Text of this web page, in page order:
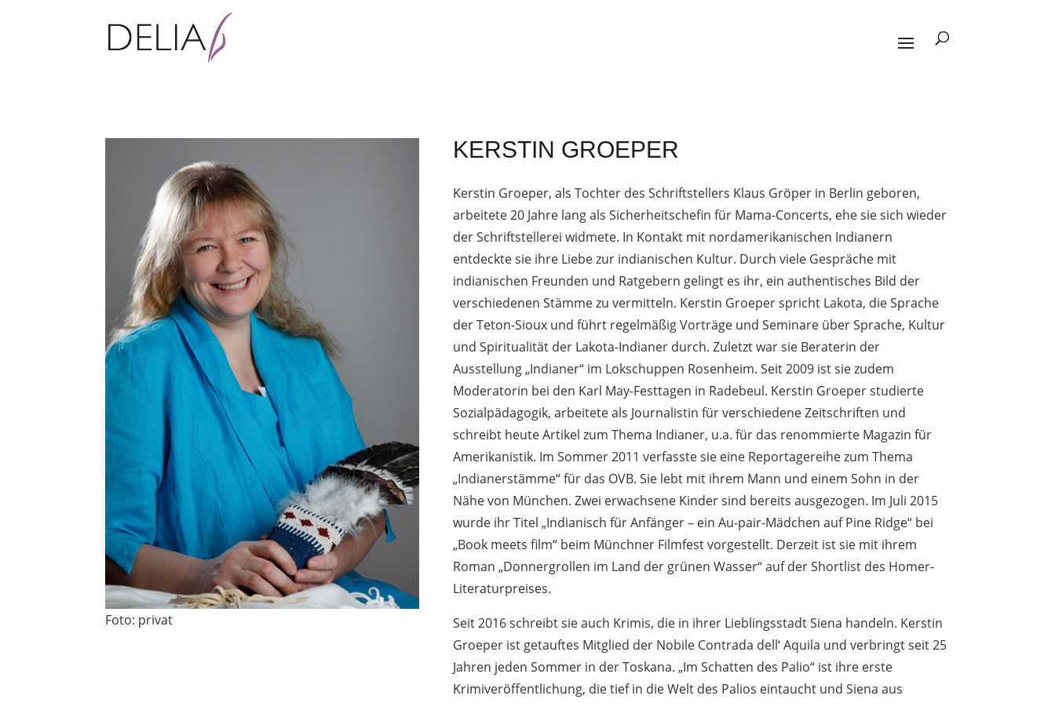
Foto: privat
KERSTIN GROEPER
Kerstin Groeper, als Tochter des Schriftstellers Klaus Gröper in Berlin geboren,
arbeitete 20 Jahre lang als Sicherheitschefin für Mama-Concerts, ehe sie sich wieder
der Schriftstellerei widmete. In Kontakt mit nordamerikanischen Indianern
entdeckte sie ihre Liebe zur indianischen Kultur. Durch viele Gespräche mit
indianischen Freunden und Ratgebern gelingt es ihr, ein authentisches Bild der
verschiedenen Stämme zu vermitteln. Kerstin Groeper spricht Lakota, die Sprache
der Teton-Sioux und führt regelmäßig Vorträge und Seminare über Sprache, Kultur
und Spiritualität der Lakota-Indianer durch. Zuletzt war sie Beraterin der
Ausstellung „Indianer“ im Lokschuppen Rosenheim. Seit 2009 ist sie zudem
Moderatorin bei den Karl May-Festtagen in Radebeul. Kerstin Groeper studierte
Sozialpädagogik, arbeitete als Journalistin für verschiedene Zeitschriften und
schreibt heute Artikel zum Thema Indianer, u.a. für das renommierte Magazin für
Amerikanistik. Im Sommer 2011 verfasste sie eine Reportagereihe zum Thema
„Indianerstämme“ für das OVB. Sie lebt mit ihrem Mann und einem Sohn in der
Nähe von München. Zwei erwachsene Kinder sind bereits ausgezogen. Im Juli 2015
wurde ihr Titel „Indianisch für Anfänger – ein Au-pair-Mädchen auf Pine Ridge“ bei
„Book meets film“ beim Münchner Filmfest vorgestellt. Derzeit ist sie mit ihrem
Roman „Donnergrollen im Land der grünen Wasser“ auf der Shortlist des Homer-
Literaturpreises.
Seit 2016 schreibt sie auch Krimis, die in ihrer Lieblingsstadt Siena handeln. Kerstin
Groeper ist getauftes Mitglied der Nobile Contrada dell‘ Aquila und verbringt seit 25
Jahren jeden Sommer in der Toskana. „Im Schatten des Palio“ ist ihre erste
Krimiveröffentlichung, die tief in die Welt des Palios eintaucht und Siena aus